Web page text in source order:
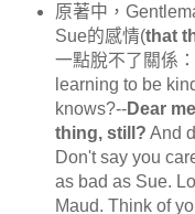
原著中，
Sue的感情(that
一點脫不了關係
learning to be
knows?--Dear
thing, still? And
Don't say you
as bad as Sue.
Maud. Think of